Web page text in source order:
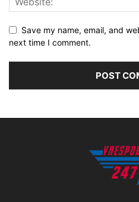
Save my name, email, and
next time I comment.